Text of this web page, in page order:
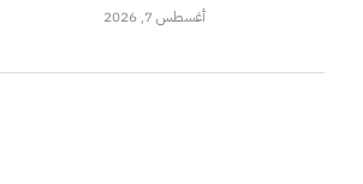
أغسطس 7, 2026